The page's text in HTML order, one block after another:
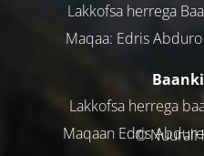
Lakkofsa herrega
Maqaa: Edris
Lakkofsa herrega
Maqaan Edris
©